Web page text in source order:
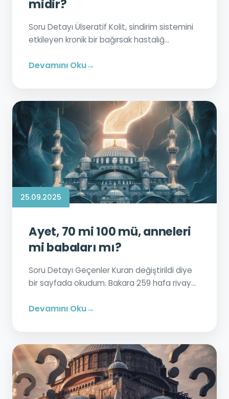
midir?
Soru Detayı Ülseratif Kolit, sindirim sistemini
etkileyen kronik bir bağırsak hastalığ...
Devamını Oku
25.09.2025
Ayet, 70 mi 100 mü, anneleri
mi babaları mı?
Soru Detayı Geçenler Kuran değiştirildi diye
bir sayfada okudum. Bakara 259 hafa rivay...
Devamını Oku